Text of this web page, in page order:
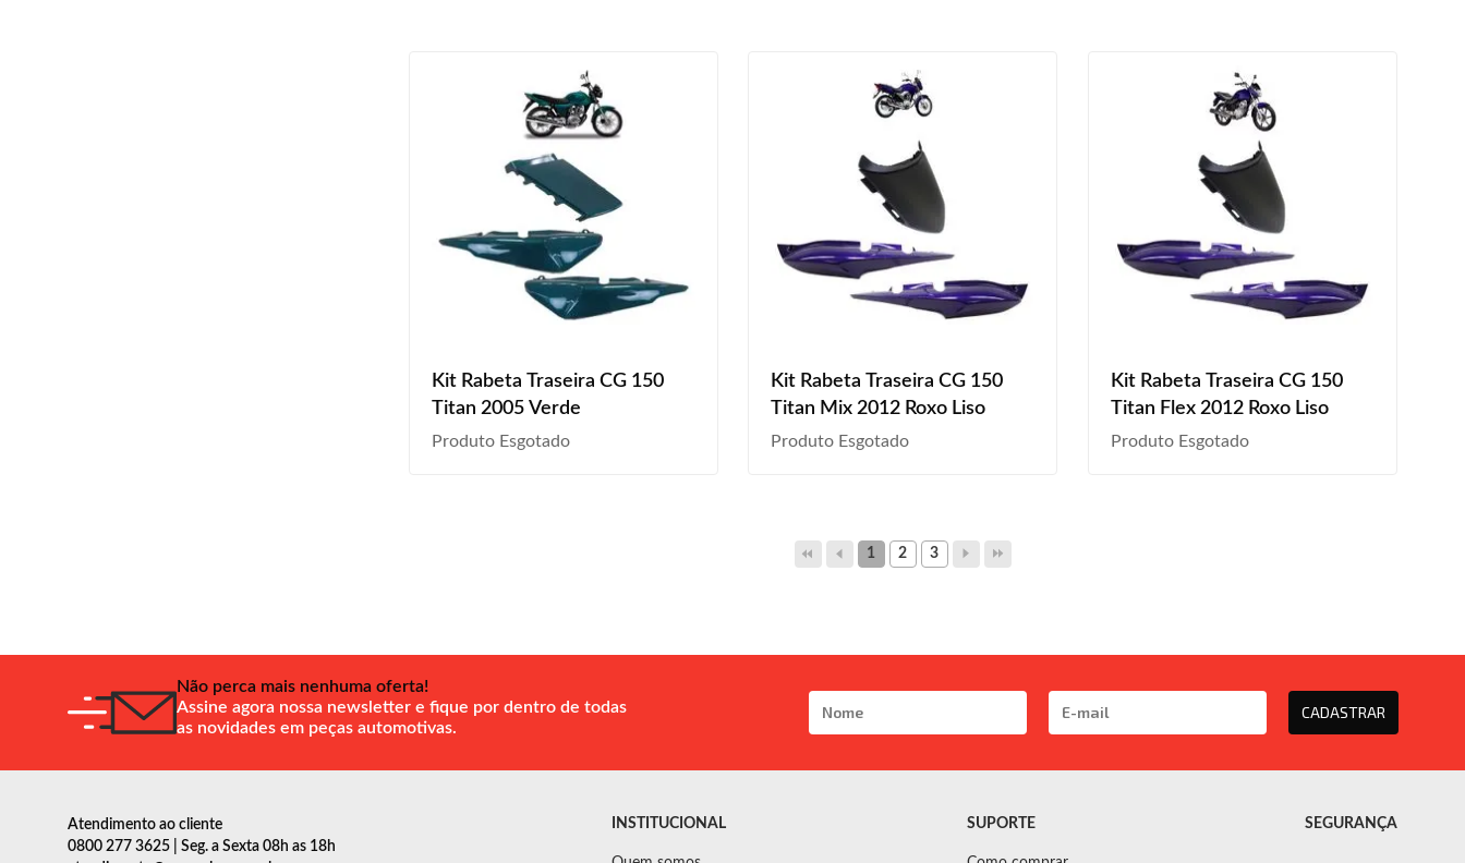
Kit Rabeta Traseira CG 150
Titan 2005 Verde
Produto Esgotado
Kit Rabeta Traseira CG 150
Titan Mix 2012 Roxo Liso
Produto Esgotado
Kit Rabeta Traseira CG 150
Titan Flex 2012 Roxo Liso
Produto Esgotado
1 2 3
Não perca mais nenhuma oferta!
Assine agora nossa newsletter e fique por dentro de todas
as novidades em peças automotivas.
CADASTRAR
Atendimento ao cliente
0800 277 3625 | Seg. a Sexta 08h as 18h
INSTITUCIONAL SUPORTE SEGURANÇA